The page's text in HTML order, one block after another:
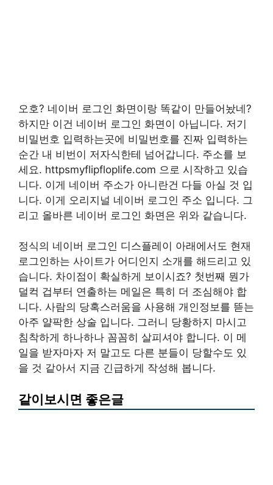
오호? 네이버 로그인 화면이랑 똑같이 만들어놨네?
하지만 이건 네이버 로그인 화면이 아닙니다. 저기
비밀번호 입력하는곳에 비밀번호를 진짜 입력하는
순간 내 비번이 저자식한테 넘어갑니다. 주소를 보
세요. httpsmyflipfloplife.com 으로 시작하고 있습
니다. 이게 네이버 주소가 아니란건 다들 아실 것 입
니다. 이게 오리지널 네이버 로그인 주소 입니다. 그
리고 올바른 네이버 로그인 화면은 위와 같습니다.
정식의 네이버 로그인 디스플레이 아래에서도 현재
로그인하는 사이트가 어디인지 소개를 해드리고 있
습니다. 차이점이 확실하게 보이시죠? 첫번째 뭔가
덜컥 겁부터 연출하는 메일은 특히 더 조심해야 합
니다. 사람의 당혹스러움을 사용해 개인정보를 뜯는
아주 얄팍한 상술 입니다. 그러니 당황하지 마시고
침착하게 하나하나 꼼꼼히 살피셔야 합니다. 이 메
일을 받자마자 저 말고도 다른 분들이 당할수도 있
을 것 같아서 지금 긴급하게 작성해 봅니다.
같이보시면 좋은글